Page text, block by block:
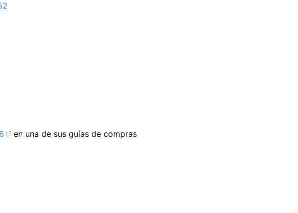
en una de sus guías de compras